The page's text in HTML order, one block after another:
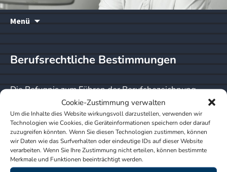
Cookie-Zustimmung verwalten
Um die Inhalte dies Website wirkungsvoll darzustellen, verwenden wir
Technologien wie Cookies, die Geräteinformationen speichern oder darauf
zuzugreifen könnten. Wenn Sie diesen Technologien zustimmen, können
wir Daten wie das Surfverhalten oder eindeutige IDs auf dieser Website
verarbeiten. Wenn Sie Ihre Zustimmung nicht erteilen, können bestimmte
Merkmale und Funktionen beeinträchtigt werden.
Menü
Berufsrechtliche Bestimmungen
Die Befugnis zum Führen der Berufsbezeichnung
„Arzt“ wurde in der Bundesrepublik Deutschland
verliehen. Es bestehen Mitgliedschaften bei der
Ärztekammer Berlin. Die berufsrechtlichen
Regelungen, denen diese Homepage unterworfen ist,
können auf den Internetseiten derÄrztekammer